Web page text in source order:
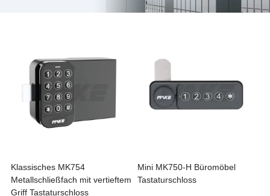
Klassisches MK754
Metallschließfach mit vertieftem
Griff Tastaturschloss
Mini MK750-H Büromöbel
Tastaturschloss